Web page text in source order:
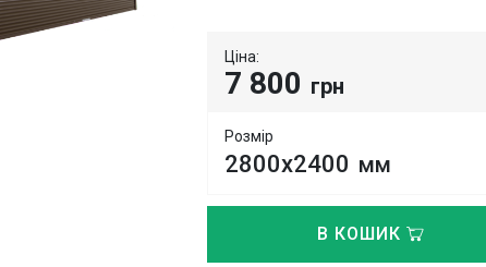
Ціна:
7 800 грн
Розмір
2800х2400 мм
В КОШИК